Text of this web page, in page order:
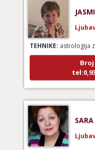
TEHNIKE:astrologija
Broj
TEHNIKE:ljubav, brak,